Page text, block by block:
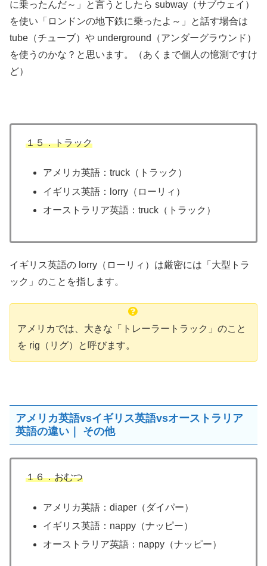
に乗ったんだ～」と言うとしたら subway（サブウェイ）
を使い「ロンドンの地下鉄に乗ったよ～」と話す場合は
tube（チューブ）や underground（アンダーグラウンド）
を使うのかな？と思います。（あくまで個人の憶測ですけ
ど）
１５．トラック
アメリカ英語：truck（トラック）
イギリス英語：lorry（ローリィ）
オーストラリア英語：truck（トラック）
イギリス英語の lorry（ローリィ）は厳密には「大型トラ
ック」のことを指します。
アメリカでは、大きな「トレーラートラック」のこと
を rig（リグ）と呼びます。
アメリカ英語vsイギリス英語vsオーストラリア
英語の違い｜ その他
１６．おむつ
アメリカ英語：diaper（ダイパー）
イギリス英語：nappy（ナッピー）
オーストラリア英語：nappy（ナッピー）